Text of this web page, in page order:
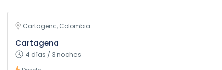
Cartagena, Colombia
Cartagena
4 días / 3 noches